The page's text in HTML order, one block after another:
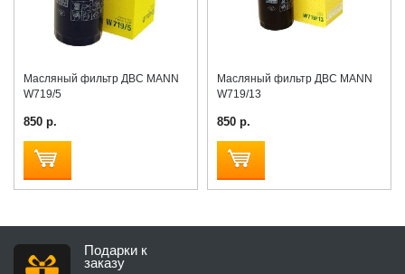
Масляный фильтр ДВС MANN
W719/5
850 р.
Масляный фильтр ДВС MANN
W719/13
850 р.
Подарки к
заказу